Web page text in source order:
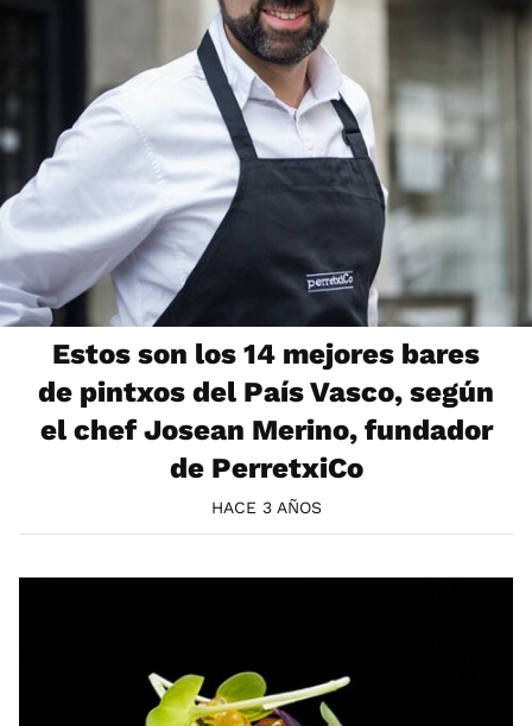
Estos son los 14 mejores bares
de pintxos del País Vasco, según
el chef Josean Merino, fundador
de PerretxiCo
HACE 3 AÑOS